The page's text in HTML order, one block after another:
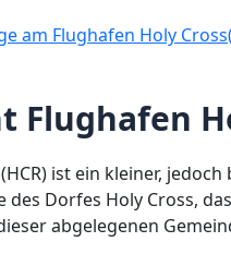
am Flughafen Holy
Flughafen
ist ein kleiner,
des Dorfes Holy Cross,
abgelegenen